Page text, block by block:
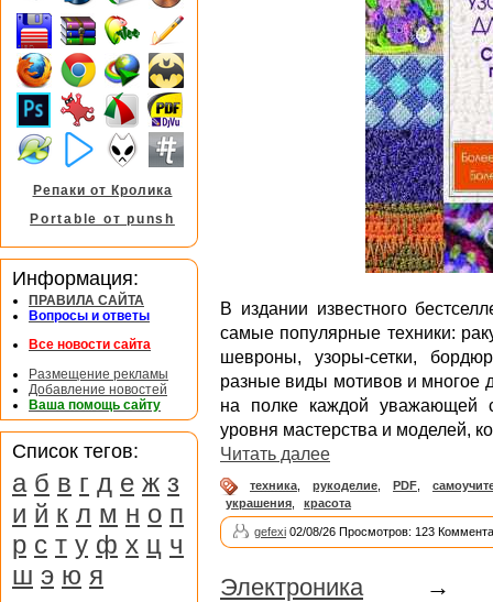
В издании известного
самые популярные техники:
шевроны, узоры-сетки,
разные виды мотивов и многое
на полке каждой уважающей
уровня мастерства и моделей,
Читать далее
техника рукоделие PDF
украшения
красота
gefexi 02/08/26 Просмотров: 123
Электроника
Репаки от Кролика
Portable от punsh
Информация:
ПРАВИЛА САЙТА
Вопросы и ответы
Все новости сайта
Размещение рекламы
Добавление новостей
Ваша помощь сайту
Список тегов:
а б в г д е ж з
и й к л м н о п
р с т у ф х ц ч
ш э ю я